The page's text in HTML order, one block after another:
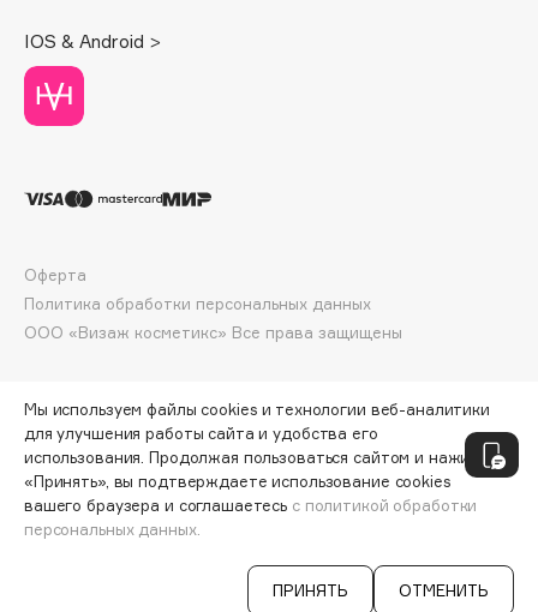
Deonica
Dessange
Divage
Dorco
DP Daily Perfection
Dr.Ceuracle
Dr.Jart+
DSD de Luxe
Dyson
СООБЩИТЬ О ПОСТУПЛЕНИИ
IOS & Android >
ООО «Визаж косметикс» Все права защищены
Оферта
Политика обработки персональных данных
Мы используем файлы cookies и технологии веб-аналитики
для улучшения работы сайта и удобства его
использования. Продолжая пользоваться сайтом и нажимая
«Принять», вы подтверждаете использование cookies
вашего браузера и соглашаетесь с политикой обработки
персональных данных.
ПРИНЯТЬ ОТМЕНИТЬ